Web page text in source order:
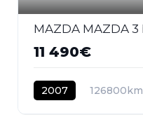
11 490€
2007 126800km